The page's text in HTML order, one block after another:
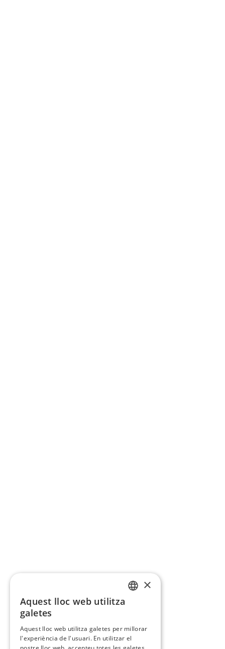
×
Aquest lloc web utilitza
galetes
Aquest lloc web utilitza galetes per millorar
l'experiència de l'usuari. En utilitzar el